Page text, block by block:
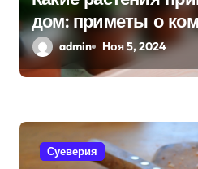
п
и
я
дом: приметы о
admin Ноя 5, 2024
Суеверия